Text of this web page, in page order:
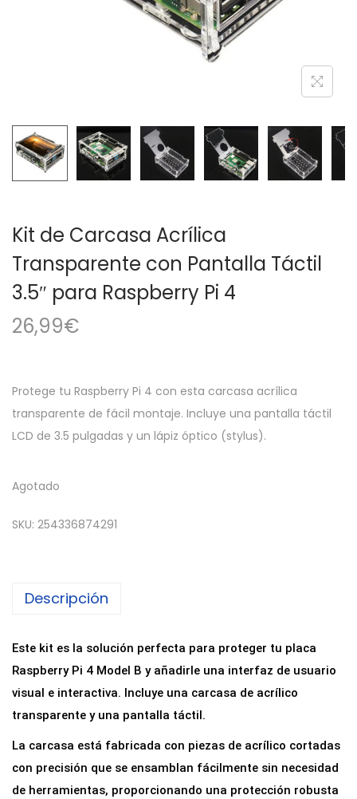
a
c
i
d
Kit de Carcasa Acrílica
Transparente con Pantalla Táctil
3.5″ para Raspberry Pi 4
26,99€
Protege tu Raspberry Pi 4 con esta carcasa acrílica
transparente de fácil montaje. Incluye una pantalla táctil
LCD de 3.5 pulgadas y un lápiz óptico (stylus).
Agotado
SKU: 254336874291
Descripción
Este kit es la solución perfecta para proteger tu placa
Raspberry Pi 4 Model B y añadirle una interfaz de usuario
visual e interactiva. Incluye una carcasa de acrílico
transparente y una pantalla táctil.
La carcasa está fabricada con piezas de acrílico cortadas
con precisión que se ensamblan fácilmente sin necesidad
de herramientas, proporcionando una protección robusta